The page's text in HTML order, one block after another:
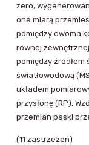
zero,
one miarą
pomiędzy dwoma
równej
pomiędzy źródłem
światłowodową
układem
przysłonę (RP).
przemian paski
(11 zastrzeżeń)